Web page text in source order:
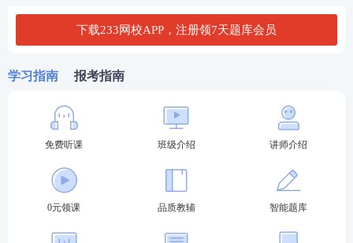
片免费处理】
备考资料：【包邮免费送纸质教辅】【2021-2018年
法考真题答案】
下载233网校APP，注册领7天题库会员
学习指南 报考指南
免费听课 班级介绍 讲师介绍
0元领课 品质教辅 智能题库